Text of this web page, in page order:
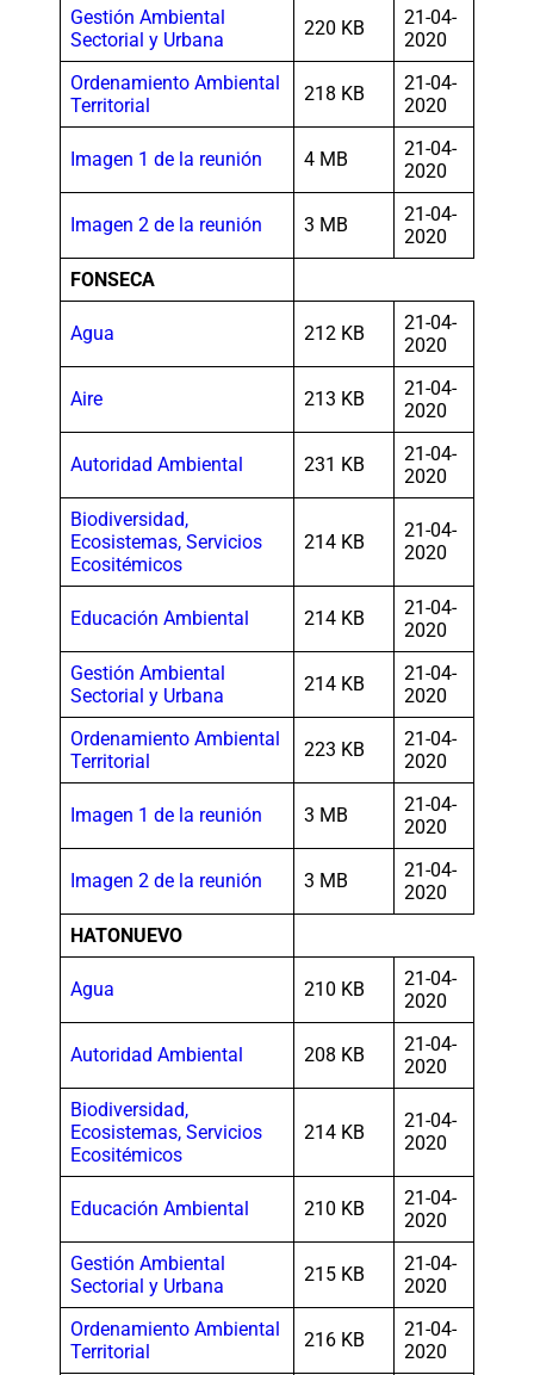
Gestión Ambiental
Sectorial y Urbana
220 KB
21-04-
2020
Ordenamiento Ambiental
Territorial
218 KB
21-04-
2020
Imagen 1 de la reunión 4 MB
21-04-
2020
Imagen 2 de la reunión 3 MB
21-04-
2020
FONSECA
Agua 212 KB
21-04-
2020
Aire 213 KB
21-04-
2020
Autoridad Ambiental 231 KB
21-04-
2020
Biodiversidad,
Ecosistemas, Servicios
Ecositémicos
214 KB
21-04-
2020
Educación Ambiental 214 KB
21-04-
2020
Gestión Ambiental
Sectorial y Urbana
214 KB
21-04-
2020
Ordenamiento Ambiental
Territorial
223 KB
21-04-
2020
Imagen 1 de la reunión 3 MB
21-04-
2020
Imagen 2 de la reunión 3 MB
21-04-
2020
HATONUEVO
Agua 210 KB
21-04-
2020
Autoridad Ambiental 208 KB
21-04-
2020
Biodiversidad,
Ecosistemas, Servicios
Ecositémicos
214 KB
21-04-
2020
Educación Ambiental 210 KB
21-04-
2020
Gestión Ambiental
Sectorial y Urbana
215 KB
21-04-
2020
Ordenamiento Ambiental
Territorial
216 KB
21-04-
2020